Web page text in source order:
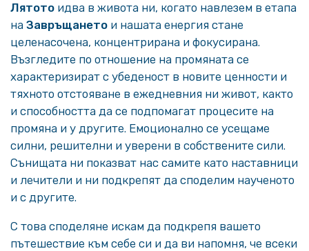
Лятото идва в живота ни, когато навлезем в етапа
на Завръщането и нашата енергия стане
целенасочена, концентрирана и фокусирана.
Възгледите по отношение на промяната се
характеризират с убеденост в новите ценности и
тяхното отстояване в ежедневния ни живот, както
и способността да се подпомагат процесите на
промяна и у другите. Емоционално се усещаме
силни, решителни и уверени в собствените сили.
Сънищата ни показват нас самите като наставници
и лечители и ни подкрепят да споделим наученото
и с другите.
С това споделяне искам да подкрепя вашето
пътешествие към себе си и да ви напомня, че всеки